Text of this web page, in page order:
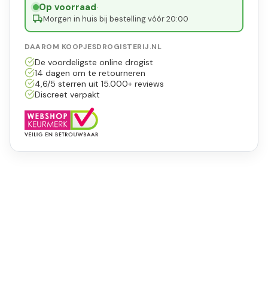
Op voorraad·
Morgen in huis bij bestelling vóór 20:00
DAAROM KOOPJESDROGISTERIJ.NL
De voordeligste online drogist
14 dagen om te retourneren
4,6/5 sterren uit 15.000+ reviews
Discreet verpakt